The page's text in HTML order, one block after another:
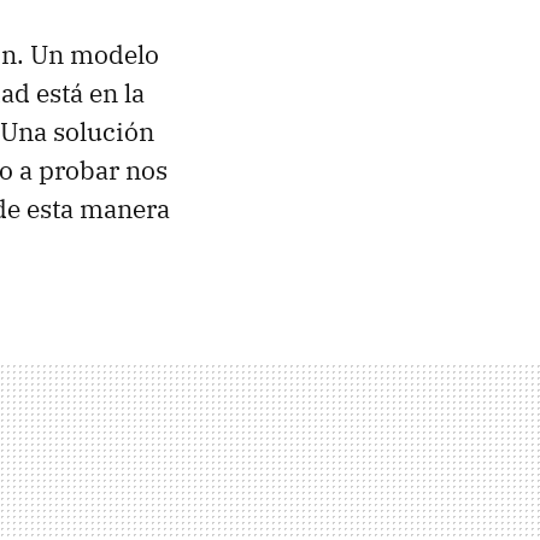
Un modelo
está en la
solución
a probar nos
esta manera